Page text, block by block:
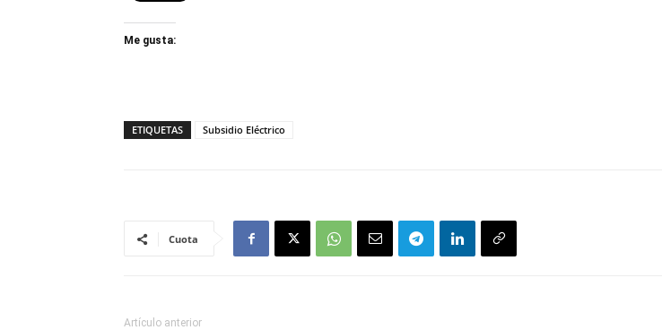
Me gusta:
ETIQUETAS Subsidio Eléctrico
Cuota
Artículo anterior